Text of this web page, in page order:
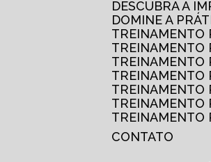
DESCUBRA A
DOMINE A
CONTATO